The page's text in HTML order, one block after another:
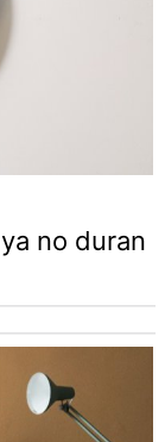
no duran